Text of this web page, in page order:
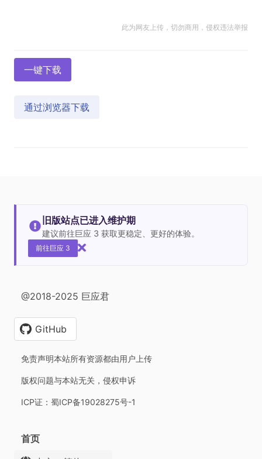
此为网友上传，切勿商用，侵权违法举报
一键下载
通过浏览器下载
旧版站点已进入维护期
建议前往巨应 3 获取更稳定、更好的体验。
前往巨应 3
@2018-2025 巨应君
GitHub
免责声明本站所有资源都由用户上传
版权问题与本站无关，侵权申诉
ICP证：蜀ICP备19028275号-1
首页